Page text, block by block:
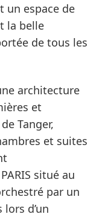
un espace de
la belle
de tous les
architecture
et
Tanger,
et suites
situé au
par un
d’un